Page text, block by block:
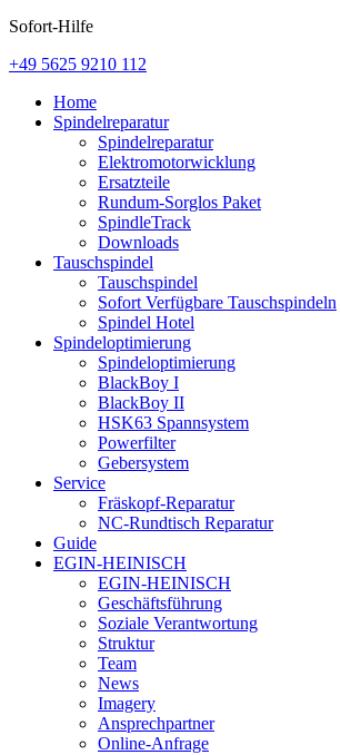
Sofort-Hilfe
+49 5625 9210 112
Home
Spindelreparatur
Spindelreparatur
Elektromotorwicklung
Ersatzteile
Rundum-Sorglos Paket
SpindleTrack
Downloads
Tauschspindel
Tauschspindel
Sofort Verfügbare Tauschspindeln
Spindel Hotel
Spindeloptimierung
Spindeloptimierung
BlackBoy I
BlackBoy II
HSK63 Spannsystem
Powerfilter
Gebersystem
Service
Fräskopf-Reparatur
NC-Rundtisch Reparatur
Guide
EGIN-HEINISCH
EGIN-HEINISCH
Geschäftsführung
Soziale Verantwortung
Struktur
Team
News
Imagery
Ansprechpartner
Online-Anfrage